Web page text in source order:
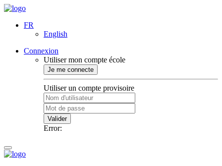
FR
English
Connexion
Utiliser mon compte école
Je me connecte
Utiliser un compte provisoire
Valider
Error: